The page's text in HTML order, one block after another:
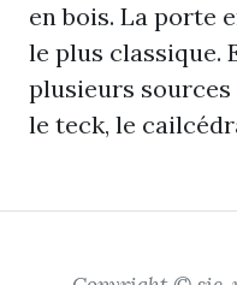
en bois. La porte
le plus classique.
plusieurs
le teck, le